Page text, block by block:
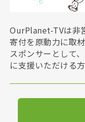
OurPlanet-TVは非
寄付を原動力に取
スポンサーとして
に支援いただける